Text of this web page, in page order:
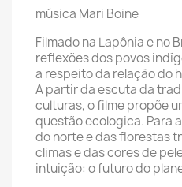
música Mari Boine
Filmado na Lapônia e no
reflexões dos povos
a respeito da relação do
A partir da escuta da
culturas, o filme propõe
questão ecologica. Para
do norte e das florestas
climas e das cores de
intuição: o futuro do